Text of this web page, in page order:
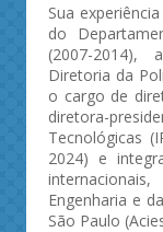
Sua
do
(2007-2014),
Diretoria da
o cargo de
diretora-
Tecnológicas
2024) e
Engenharia e
São Paulo